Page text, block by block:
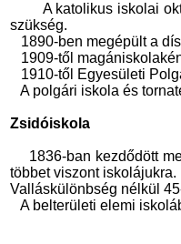
A katolikus iskolai
szükség.
1890-ben megépült a
1909-től
1910-től Egyesületi
A polgári iskola és
Zsidóiskola
1836-ban kezdődött
többet viszont
Valláskülönbség nélkül
A belterületi elemi